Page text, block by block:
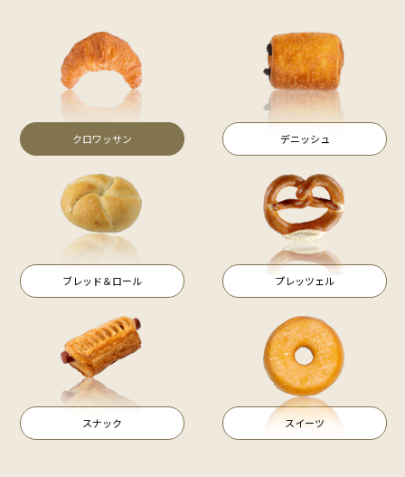
クロワッサン デニッシュ
ブレッド＆ロール プレッツェル
スナック スイーツ